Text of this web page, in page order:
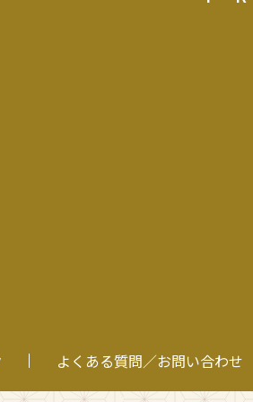
よくある質問／お問い合わせ